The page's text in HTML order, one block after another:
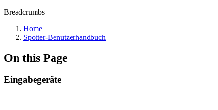
Breadcrumbs
Home
Spotter-Benutzerhandbuch
On this Page
Eingabegeräte